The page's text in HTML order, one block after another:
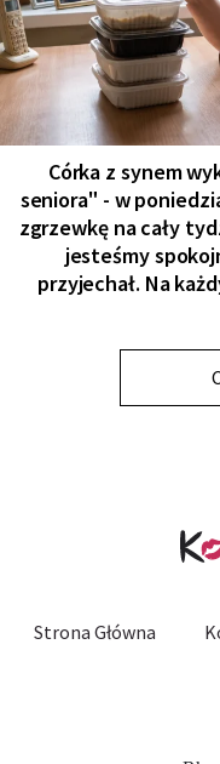
Córka z synem
seniora" - w
zgrzewkę na cały
jesteśmy
przyjechał. Na
Strona Główna